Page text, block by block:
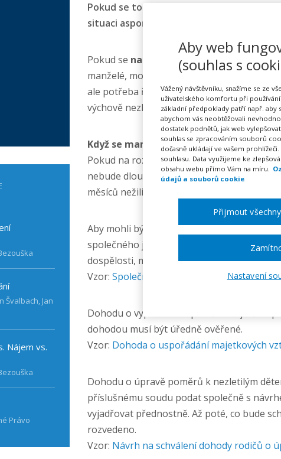
Švalbach, Jan
Nájem vs.
Právo
Pokud se to týká zrovna vás, pak
situaci aspoň trochu usnadnit.
Pokud se na rozvodu, na rozdělení
manželé, mohou využít výhod
ale potřeba řešit horší variantu – manželé
výchově nezletilých dětí či rozdělení
Když se manželé dokáží dohodnout
Pokud na rozvodu panuje shoda obou
nebude dlouhý. Stačí splnit dvě základní
měsíců nežili.
Aby mohli být manželé rozvedeni bez
společného jmění manželů a práv
dospělosti, musí dojít také k dohodě o
Vzor: Společný návrh manželů na rozvod
Dohodu o vypořádání společného jmění i
dohodou musí být úředně ověřené.
Vzor: Dohoda o uspořádání majetkových
Dohodu o úpravě poměrů k nezletilým
příslušnému soudu podat společně s
vyjadřovat přednostně. Až poté, co bude
rozvedeno.
Vzor: Návrh na schválení dohody rodičů o
Aby web
(souhlas s
Vážený návštěvníku, snažíme se ze
uživatelského komfortu při
základní předpoklady patří např. aby
abychom vás neobtěžovali
dostatek podnětů, jak web
souhlas se zpracováním souborů
dočasně ukládají ve vašem
souhlasu. Data využijeme ke
obsahu webu přímo Vám na míru.
údajů a souborů cookie
Nastavení
Přijmout